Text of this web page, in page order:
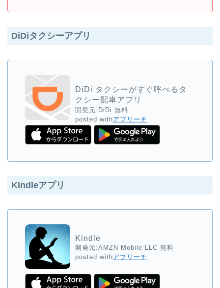
DiDiタクシーアプリ
DiDi タクシーがすぐ呼べるタ
クシー配車アプリ
開発元: DiDi 無料
posted withアプリーチ
Kindleアプリ
Kindle
開発元:AMZN Mobile LLC 無料
posted withアプリーチ